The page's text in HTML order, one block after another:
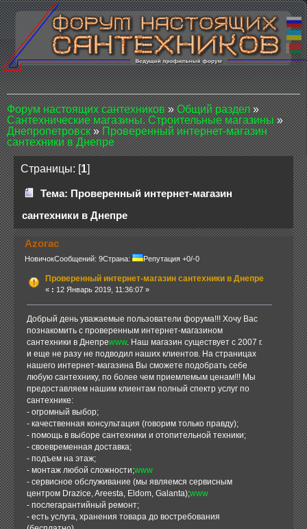
Форум настоящих сантехников»Общий раздел»
Сантехнические магазины. Строительные магазины»
Днепропетровск»Проверенный интернет-магазин
сантехники в Днепре
Страницы: [1]
Тема: Проверенный интернет-магазин
сантехники в Днепре
Azorac
НовичокСообщений: 9Страна: Репутация +0/-0
Проверенный интернет-магазин сантехники в Днепре
« : 12 Январь 2019, 11:36:07 »
Добрый день уважаемые пользователи форума!!! Хочу Вас
познакомить с проверенным интернет-магазином
сантехники в Днепреwww. Наш магазин существует с 2007 г.
и еще не разу не подводил наших клиентов. На страницах
нашего интернет-магазина Вы сможете подобрать себе
любую сантехнику, по более чем приемлемым ценам!!! Мы
предоставляем нашим клиентам полный спектр услуг по
сантехнике:
- огромный выбор;
- качественная консультация (говорим только правду);
- помощь в выборе сантехники и отопительной техники;
- своевременная доставка;
- подъем на этаж;
- монтаж любой сложности;www
- сервисное обслуживание (мы являемся сервисным
центром Drazice, Areesta, Eldom, Galanta);www
- послегарантийный ремонт;
- есть услуга, хранения товара до востребования